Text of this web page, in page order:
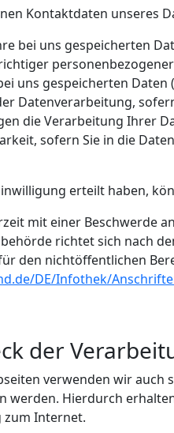
Kontaktdaten unseres
bei uns gespeicherten
personenbezogener
uns gespeicherten Daten
Datenverarbeitung,
die Verarbeitung Ihrer
sofern Sie in die
erteilt haben,
mit einer Beschwerde
richtet sich nach
den nichtöffentlichen
DE/Infothek/
der
verwenden wir auch
werden. Hierdurch
zum Internet.